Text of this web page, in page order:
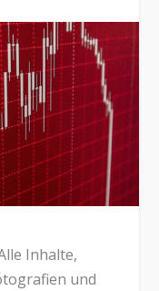
Inhalte,
und